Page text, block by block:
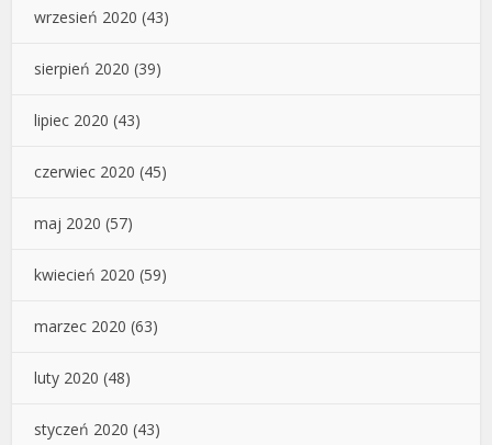
wrzesień 2020 (43)
sierpień 2020 (39)
lipiec 2020 (43)
czerwiec 2020 (45)
maj 2020 (57)
kwiecień 2020 (59)
marzec 2020 (63)
luty 2020 (48)
styczeń 2020 (43)